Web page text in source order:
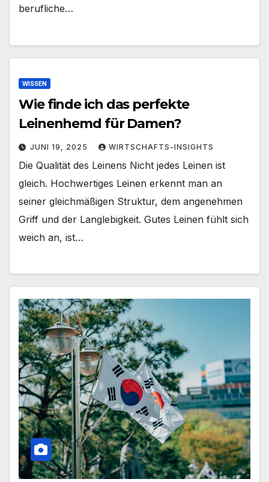
berufliche…
WISSEN
Wie finde ich das perfekte
Leinenhemd für Damen?
JUNI 19, 2025 WIRTSCHAFTS-INSIGHTS
Die Qualität des Leinens Nicht jedes Leinen ist
gleich. Hochwertiges Leinen erkennt man an
seiner gleichmäßigen Struktur, dem angenehmen
Griff und der Langlebigkeit. Gutes Leinen fühlt sich
weich an, ist…